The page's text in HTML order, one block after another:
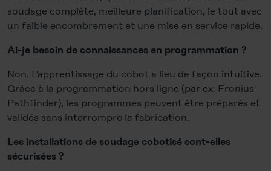
soudage complète, meilleure planification, le tout avec
un faible encombrement et une mise en service rapide.
Ai-je besoin de connaissances en programmation ?
Non. L’apprentissage du cobot a lieu de façon intuitive.
Grâce à la programmation hors ligne (par ex. Fronius
Pathfinder), les programmes peuvent être préparés et
validés sans interrompre la fabrication.
Les installations de soudage cobotisé sont-elles
sécurisées ?